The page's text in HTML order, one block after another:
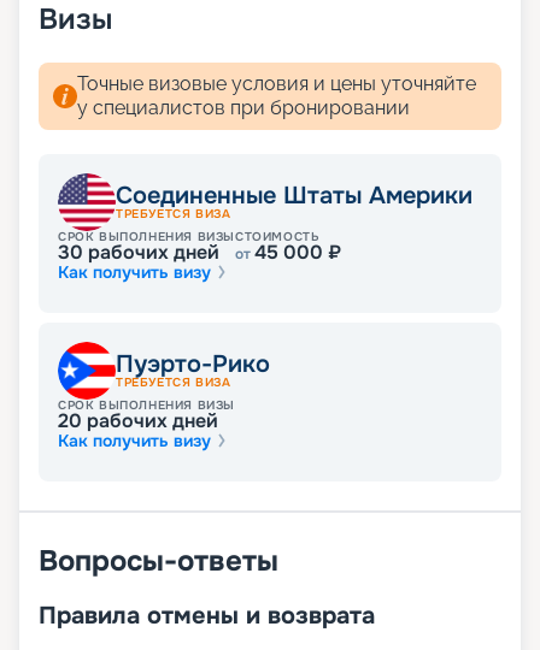
Визы
Точные визовые условия и цены уточняйте
у специалистов при бронировании
Соединенные Штаты Америки
ТРЕБУЕТСЯ ВИЗА
СРОК ВЫПОЛНЕНИЯ ВИЗЫ
30 рабочих дней
СТОИМОСТЬ
от45 000 ₽
Как получить визу
Пуэрто-Рико
ТРЕБУЕТСЯ ВИЗА
СРОК ВЫПОЛНЕНИЯ ВИЗЫ
20 рабочих дней
Как получить визу
Вопросы-ответы
Правила отмены и возврата